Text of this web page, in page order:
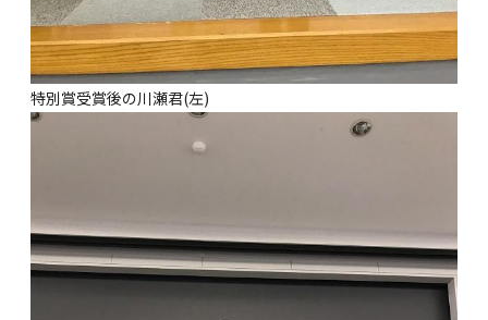
特別賞受賞後の川瀬君(左)